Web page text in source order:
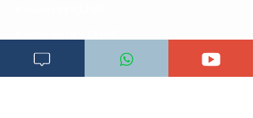
Maoni ya mteja